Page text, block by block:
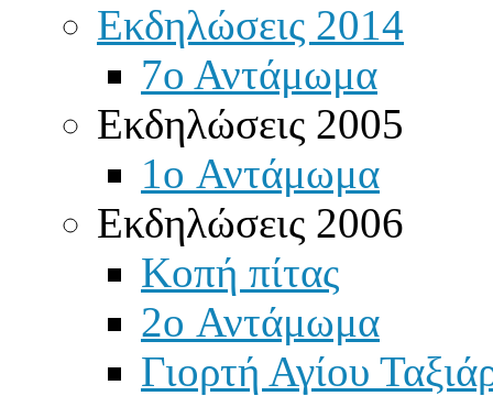
Εκδηλώσεις 2014
7ο Αντάμωμα
Εκδηλώσεις 2005
1o Αντάμωμα
Εκδηλώσεις 2006
Κοπή πίτας
2o Αντάμωμα
Γιορτή Αγίου